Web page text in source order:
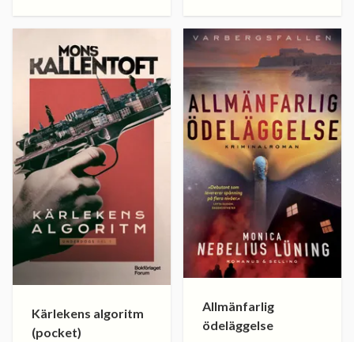
Kärlekens algoritm
(pocket)
Allmänfarlig
ödeläggelse